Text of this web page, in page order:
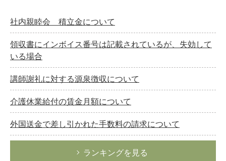
社内親睦会 積立金について
領収書にインボイス番号は記載されているが、失効して
いる場合
講師謝礼に対する源泉徴収について
介護休業給付の賃金月額について
外国送金で差し引かれた手数料の請求について
ランキングを見る